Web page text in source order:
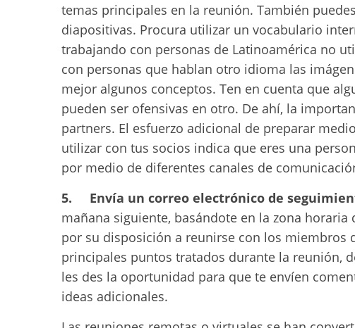
temas principales en la reunión. También
diapositivas. Procura utilizar un vocabulario
trabajando con personas de Latinoamérica no
con personas que hablan otro idioma las
mejor algunos conceptos. Ten en cuenta que
pueden ser ofensivas en otro. De ahí, la
partners. El esfuerzo adicional de preparar
utilizar con tus socios indica que eres una
por medio de diferentes canales de
5. Envía un correo electrónico de
mañana siguiente, basándote en la zona
por su disposición a reunirse con los miembros
principales puntos tratados durante la reunión,
les des la oportunidad para que te envíen
ideas adicionales.